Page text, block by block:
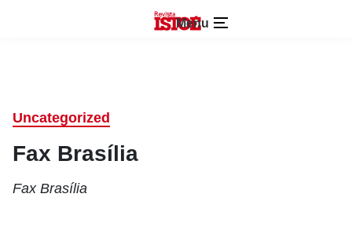
Menu
Uncategorized
Fax Brasília
Fax Brasília